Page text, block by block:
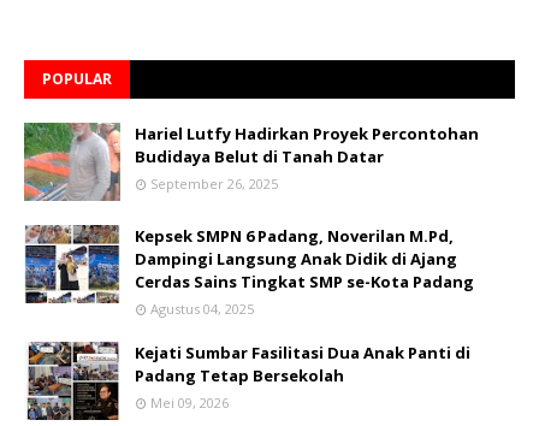
POPULAR
Hariel Lutfy Hadirkan Proyek Percontohan
Budidaya Belut di Tanah Datar
September 26, 2025
Kepsek SMPN 6 Padang, Noverilan M.Pd,
Dampingi Langsung Anak Didik di Ajang
Cerdas Sains Tingkat SMP se-Kota Padang
Agustus 04, 2025
Kejati Sumbar Fasilitasi Dua Anak Panti di
Padang Tetap Bersekolah
Mei 09, 2026